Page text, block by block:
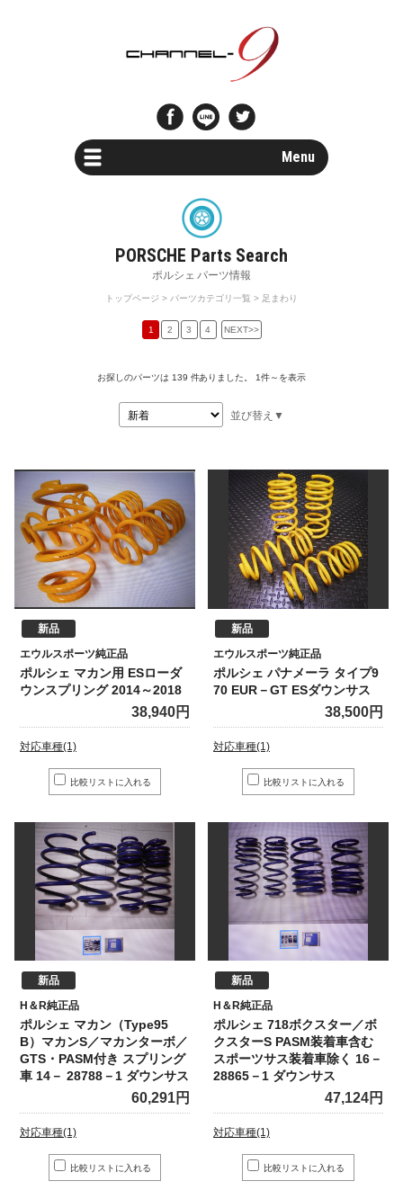
Menu
ポルシェ探訪
トップページ > パーツカテゴリ一覧 > 足まわり
並び替え▼
お探しのパーツは 139 件ありました。 1件～を表示
1 2 3 4 NEXT>>
エウルスポーツ純正品
ポルシェ マカン用 ESローダ
ウンスプリング 2014～2018
新品
38,940円
対応車種(1)
エウルスポーツ純正品
ポルシェ パナメーラ タイプ9
70 EUR－GT ESダウンサス
新品
38,500円
対応車種(1)
H＆R純正品
ポルシェ マカン（Type95
B）マカンS／マカンターボ／
GTS・PASM付き スプリング
車 14－ 28788－1 ダウンサス
新品
60,291円
対応車種(1)
H＆R純正品
ポルシェ 718ボクスター／ボ
クスターS PASM装着車含む
スポーツサス装着車除く 16－
28865－1 ダウンサス
新品
47,124円
対応車種(1)